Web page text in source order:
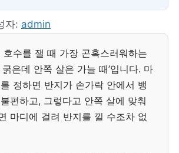
자: admin
호수를 잴 때 가장 곤혹스러워하는
굵은데 안쪽 살은 가늘 때’입니다. 마
정하면 반지가 손가락 안에서 뱅
편하고, 그렇다고 안쪽 살에 맞춰
마디에 걸려 반지를 낄 수조차 없